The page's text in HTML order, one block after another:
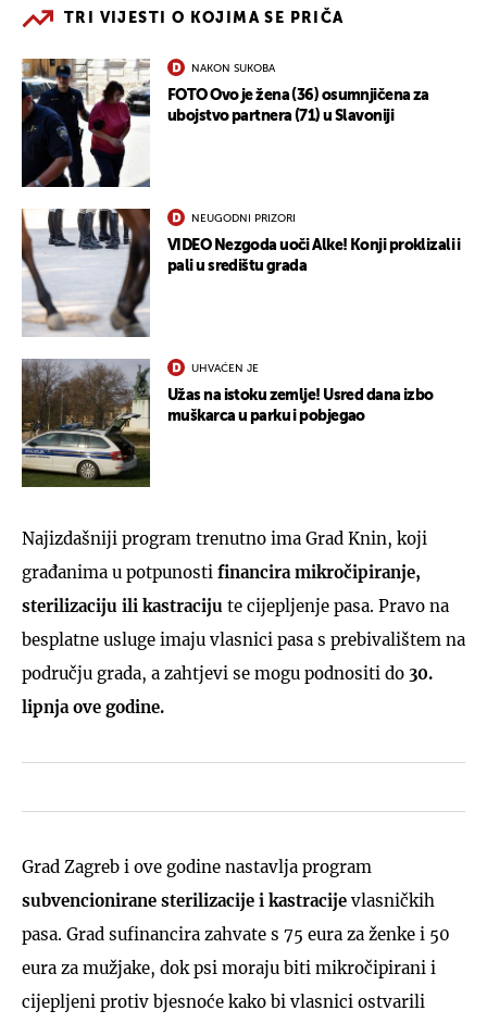
TRI VIJESTI O KOJIMA SE PRIČA
NAKON SUKOBA
FOTO Ovo je žena (36) osumnjičena za
ubojstvo partnera (71) u Slavoniji
NEUGODNI PRIZORI
VIDEO Nezgoda uoči Alke! Konji proklizali i
pali u središtu grada
UHVAĆEN JE
Užas na istoku zemlje! Usred dana izbo
muškarca u parku i pobjegao
Najizdašniji program trenutno ima Grad Knin, koji
građanima u potpunosti financira mikročipiranje,
sterilizaciju ili kastraciju te cijepljenje pasa. Pravo na
besplatne usluge imaju vlasnici pasa s prebivalištem na
području grada, a zahtjevi se mogu podnositi do 30.
lipnja ove godine.
Grad Zagreb i ove godine nastavlja program
subvencionirane sterilizacije i kastracije vlasničkih
pasa. Grad sufinancira zahvate s 75 eura za ženke i 50
eura za mužjake, dok psi moraju biti mikročipirani i
cijepljeni protiv bjesnoće kako bi vlasnici ostvarili